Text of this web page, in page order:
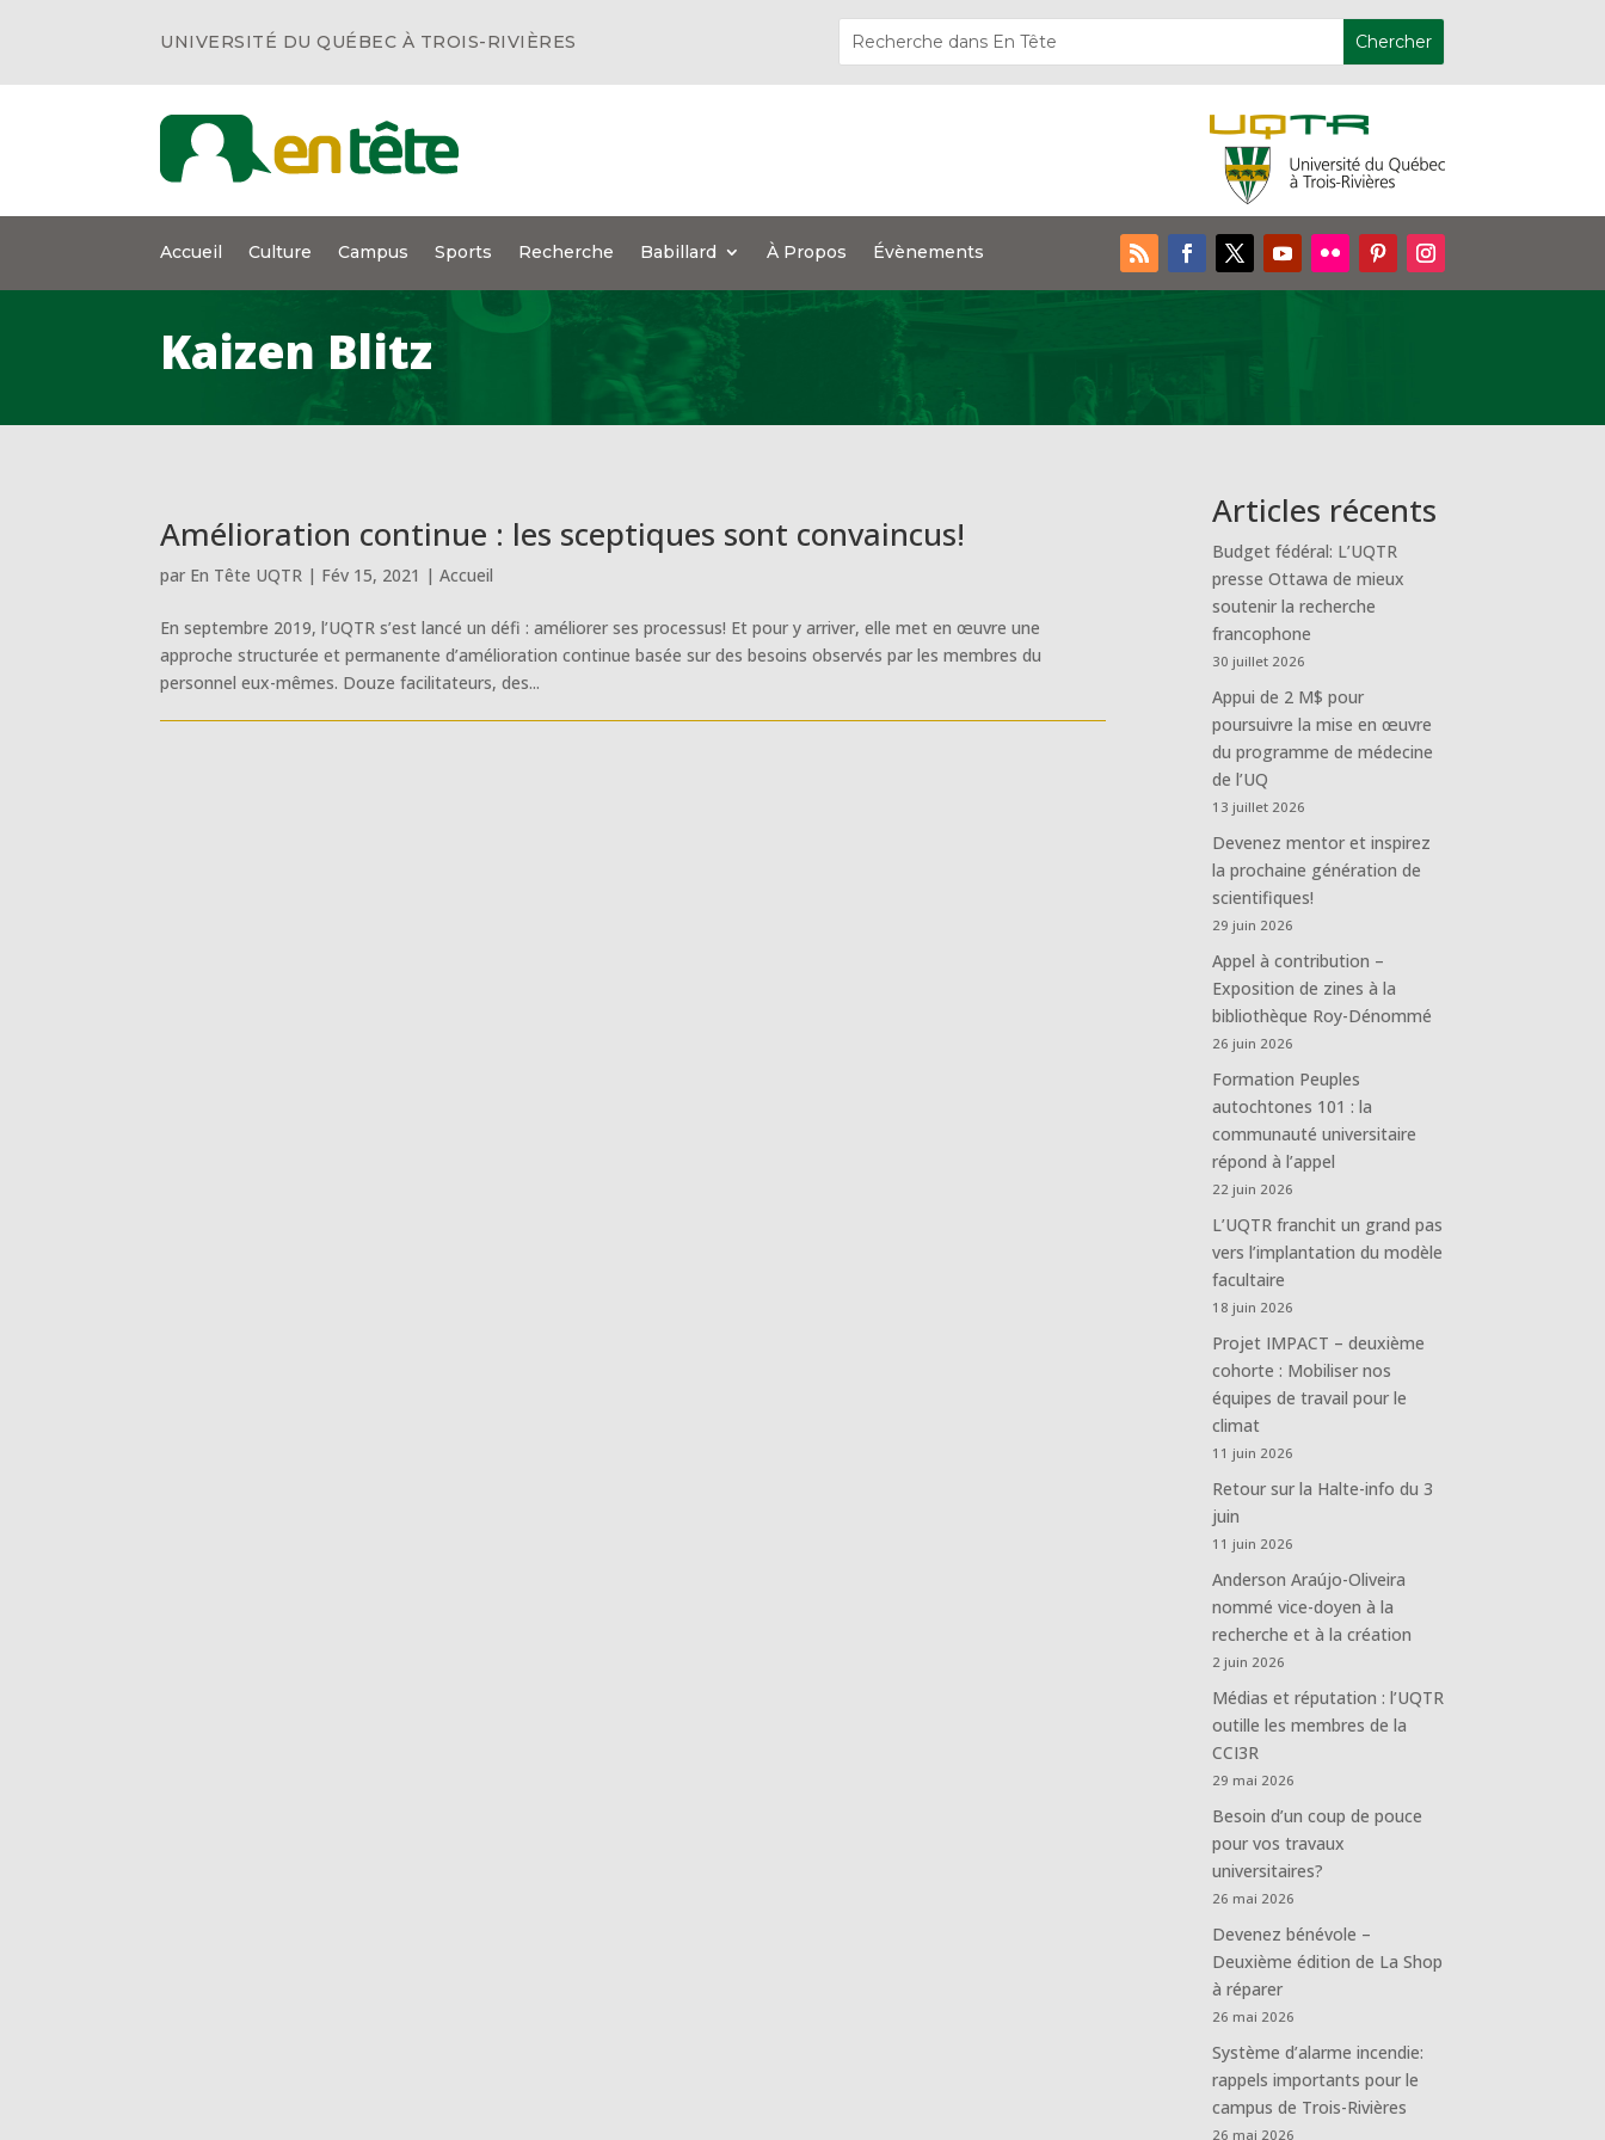
UNIVERSITÉ DU QUÉBEC À TROIS-RIVIÈRES
Accueil Culture Campus Sports Recherche Babillard À Propos Évènements
Kaizen Blitz
Amélioration continue : les sceptiques sont convaincus!
par En Tête UQTR | Fév 15, 2021 |Accueil
En septembre 2019, l’UQTR s’est lancé un défi : améliorer ses processus! Et pour y arriver, elle met en œuvre une
approche structurée et permanente d’amélioration continue basée sur des besoins observés par les membres du
personnel eux-mêmes. Douze facilitateurs, des...
Articles récents
Budget fédéral: L’UQTR
presse Ottawa de mieux
soutenir la recherche
francophone
30 juillet 2026
Appui de 2 M$ pour
poursuivre la mise en œuvre
du programme de médecine
de l’UQ
13 juillet 2026
Devenez mentor et inspirez
la prochaine génération de
scientifiques!
29 juin 2026
Appel à contribution –
Exposition de zines à la
bibliothèque Roy-Dénommé
26 juin 2026
Formation Peuples
autochtones 101 : la
communauté universitaire
répond à l’appel
22 juin 2026
L’UQTR franchit un grand pas
vers l’implantation du modèle
facultaire
18 juin 2026
Projet IMPACT – deuxième
cohorte : Mobiliser nos
équipes de travail pour le
climat
11 juin 2026
Retour sur la Halte-info du 3
juin
11 juin 2026
Anderson Araújo-Oliveira
nommé vice-doyen à la
recherche et à la création
2 juin 2026
Médias et réputation : l’UQTR
outille les membres de la
CCI3R
29 mai 2026
Besoin d’un coup de pouce
pour vos travaux
universitaires?
26 mai 2026
Devenez bénévole –
Deuxième édition de La Shop
à réparer
26 mai 2026
Système d’alarme incendie:
rappels importants pour le
campus de Trois-Rivières
26 mai 2026